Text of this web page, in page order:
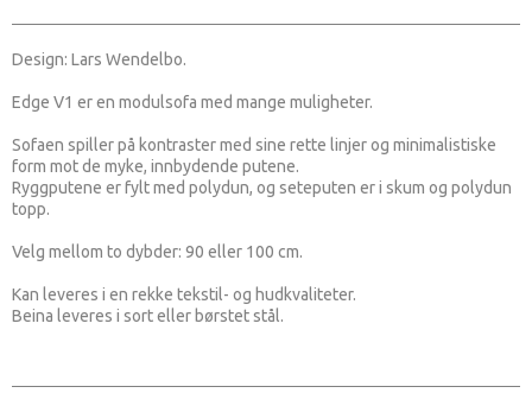
Design: Lars Wendelbo.
Edge V1 er en modulsofa med mange muligheter.
Sofaen spiller på kontraster med sine rette linjer og minimalistiske
form mot de myke, innbydende putene.
Ryggputene er fylt med polydun, og seteputen er i skum og polydun
topp.
Velg mellom to dybder: 90 eller 100 cm.
Kan leveres i en rekke tekstil- og hudkvaliteter.
Beina leveres i sort eller børstet stål.